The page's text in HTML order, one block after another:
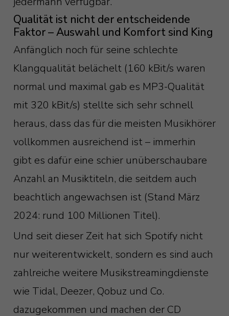
Qualität ist nicht der entscheidende
Faktor – Auswahl und Komfort sind King
Anfänglich noch für seine schlechte
Klangqualität belächelt (160 kBit/s waren
normal und maximal gab es MP3-Qualität
mit 320 kBit/s) stellte sich sehr schnell
heraus, dass das für die meisten Musikhörer
vollkommen ausreichend ist – immerhin
gibt es dafür eine schier unüberschaubare
Anzahl an Musiktiteln, die seitdem auch
beachtlich angewachsen ist (Stand März
2024: rund 100 Millionen Titel).
Und seit dieser Zeit hat sich Spotify nicht
nur weiterentwickelt, sondern es sind auch
zahlreiche weitere Musikstreamingdienste
wie Tidal, Deezer, Qobuz und Co.
dazugekommen und machen der CD